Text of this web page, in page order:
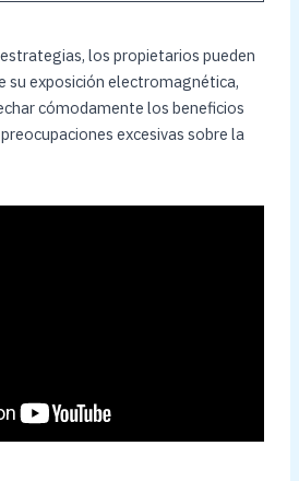
los propietarios pueden
su exposición electromagnética,
cómodamente los beneficios
excesivas sobre la